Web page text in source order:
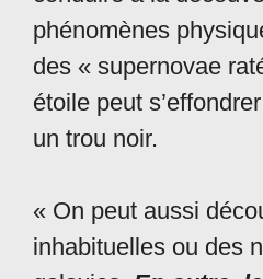
phénomènes
des « supernovae
étoile peut
un trou noir.
« On peut aussi
inhabituelles ou des